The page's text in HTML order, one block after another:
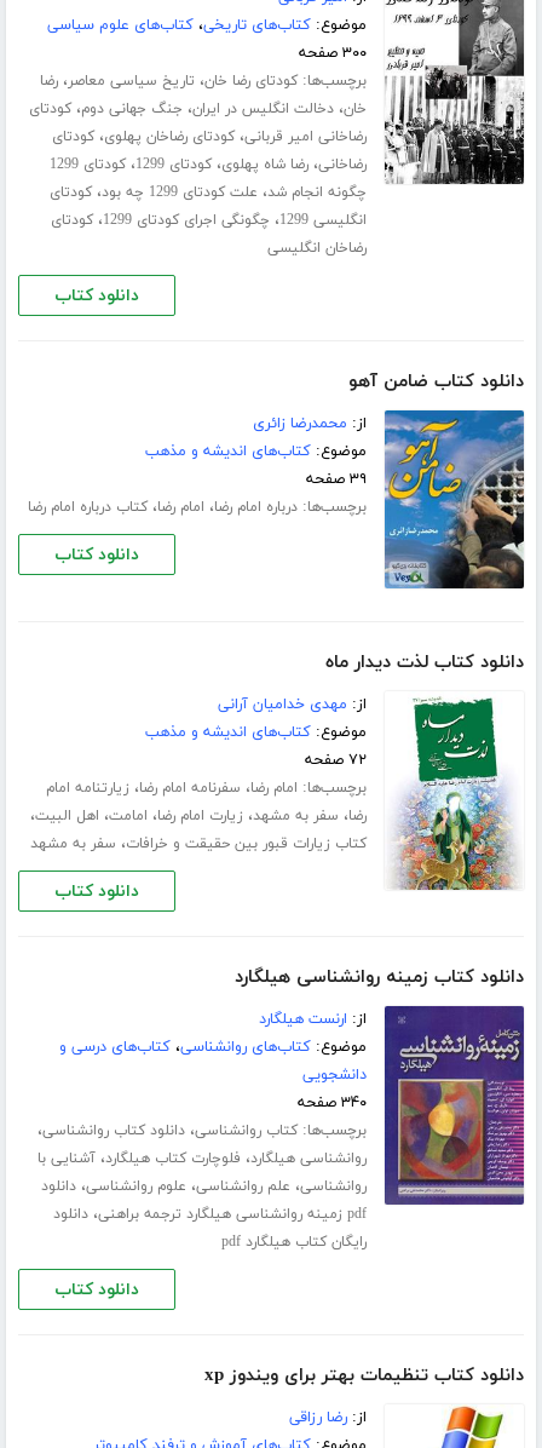
موضوع:کتاب‌های تاریخی،کتاب‌های علوم سیاسی
۳۰۰ صفحه
برچسب‌ها:کودتای رضا خان، تاریخ سیاسی معاصر،رضا
خان،دخالت انگلیس در ایران، جنگ جهانی دوم،کودتای
رضاخانی امیر قربانی،کودتای رضاخان پهلوی،کودتای
رضاخانی،رضا شاه پهلوی،کودتای 1299 ،
کودتای 1299
چگونه انجام شد، علت کودتای 1299 چه بود ،کودتای
انگلیسی 1299
، چگونگی اجرای کودتای 1299 ،کودتای
رضاخان انگلیسی
دانلود کتاب
دانلود کتاب ضامن آهو
از: محمدرضا زائری
موضوع:کتاب‌های اندیشه و مذهب
۳۹ صفحه
برچسب‌ها:درباره امام رضا، امام رضا،کتاب درباره امام رضا
دانلود کتاب
دانلود کتاب لذت دیدار ماه
از: مهدی خدامیان آرانی
موضوع:کتاب‌های اندیشه و مذهب
۷۲ صفحه
برچسب‌ها: امام رضا، سفرنامه امام رضا، زیارتنامه امام
رضا، سفر به مشهد، زیارت امام رضا، امامت، اهل البیت،
کتاب زیارات قبور بین حقیقت و خرافات، سفر به مشهد
دانلود کتاب
دانلود کتاب زمینه روانشناسی هیلگارد
از: ارنست هیلگارد
موضوع:کتاب‌های روانشناسی،کتاب‌های درسی و
دانشجویی
۳۴۰ صفحه
برچسب‌ها:کتاب روانشناسی،دانلود کتاب روانشناسی،
روانشناسی هیلگارد، فلوچارت کتاب هیلگارد،آشنایی با
روانشناسی، علم روانشناسی، علوم روانشناسی،دانلود
pdf زمینه روانشناسی هیلگارد ترجمه براهنی
،دانلود
رایگان کتاب هیلگارد pdf
دانلود کتاب
دانلود کتاب تنظیمات بهتر برای ویندوز xp
از:رضا رزاقی